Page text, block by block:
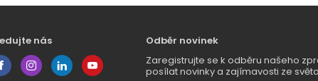
nás
Odběr novinek
Zaregistrujte se k odběru našeho
posílat novinky a zajímavosti ze světa